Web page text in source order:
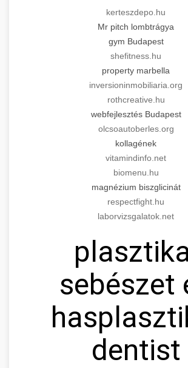
kerteszdepo.hu
Mr pitch lombtrágya
gym Budapest
shefitness.hu
property marbella
inversioninmobiliaria.org
rothcreative.hu
webfejlesztés Budapest
olcsoautoberles.org
kollagének
vitamindinfo.net
biomenu.hu
magnézium biszglicinát
respectfight.hu
laborvizsgalatok.net
sebészet
dentist